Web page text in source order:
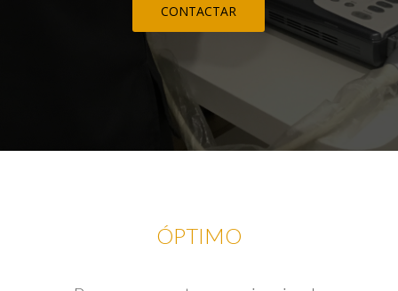
CONTACTAR
ÓPTIMO